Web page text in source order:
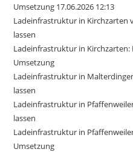
Umsetzung 17.06.2026 12:13
Ladeinfrastruktur in Kirchzarten
lassen
Ladeinfrastruktur in
Umsetzung
Ladeinfrastruktur in
lassen
Ladeinfrastruktur in
lassen
Ladeinfrastruktur in
Umsetzung